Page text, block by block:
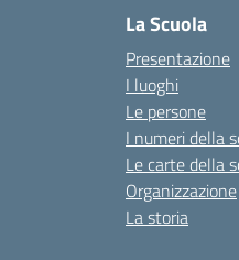
La Scuola
Presentazione
I luoghi
Le persone
I numeri della
Le carte della
Organizzazione
La storia